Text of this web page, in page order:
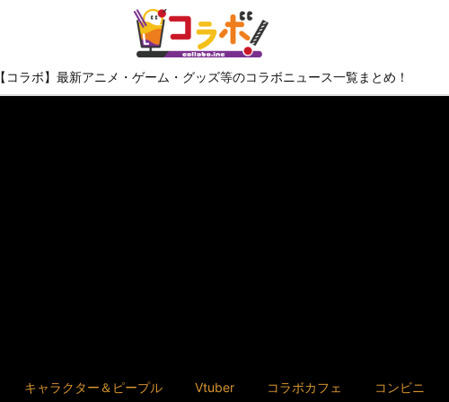
【コラボ】最新アニメ・ゲーム・グッズ等のコラボニュース一覧まとめ！
キャラクター＆ピープル Vtuber コラボカフェ コンビニ